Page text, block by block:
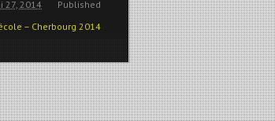
Published
27, 2014
– Cherbourg 2014